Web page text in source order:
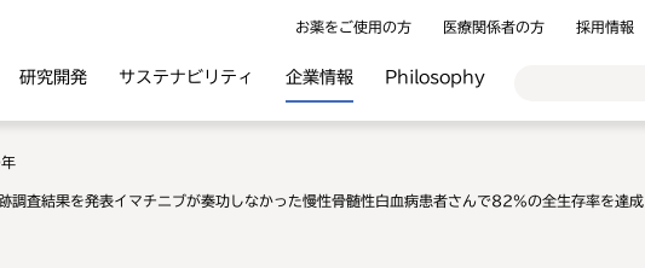
お薬をご使用の方 医療関係者の方 採用情報
研究開発 サステナビリティ 企業情報 Philosophy
調査結果を発表イマチニブが奏功しなかった慢性骨髄性白血病患者さんで82%の全生存率を達成